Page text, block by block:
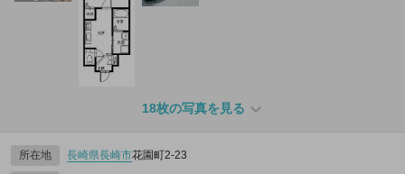
18枚の写真を見る
所在地 長崎県長崎市花園町2-23